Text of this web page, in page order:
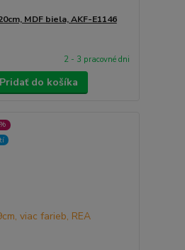
MDF biela, AKF-E1146
2 - 3 pracovné dni
Pridať do košíka